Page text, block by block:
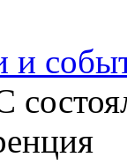
и